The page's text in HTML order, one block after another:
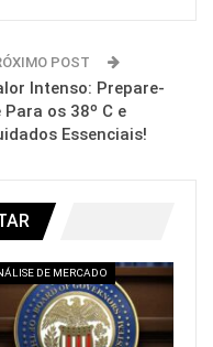
POST
Intenso: Prepare-
Para os 38º C e
Essenciais!
DE MERCADO